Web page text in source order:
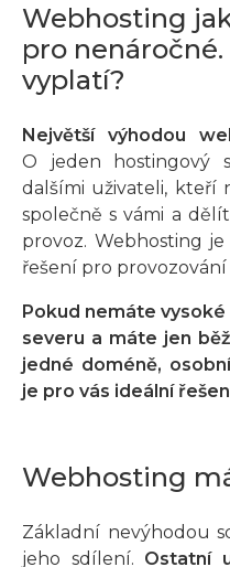
Webhosting
pro nenáročné.
vyplatí?
Největší výhodou
O jeden hostingový
dalšími uživateli, kteří
společně s vámi a
provoz. Webhosting
řešení pro
Pokud nemáte
severu a máte jen
jedné doméně,
je pro vás ideální
Webhosting
Základní nevýhodou
jeho sdílení. Ostatní